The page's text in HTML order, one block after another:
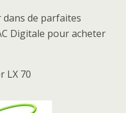
de parfaites
Digitale pour acheter
LX 70